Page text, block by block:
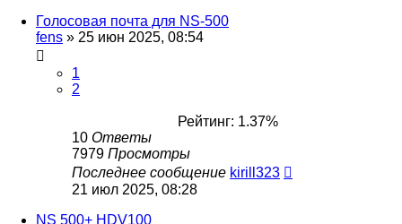
Голосовая почта для NS-500
fens » 25 июн 2025, 08:54
1
2
Рейтинг: 1.37%
10 Ответы
7979 Просмотры
Последнее сообщение kirill323
21 июл 2025, 08:28
NS 500+ HDV100